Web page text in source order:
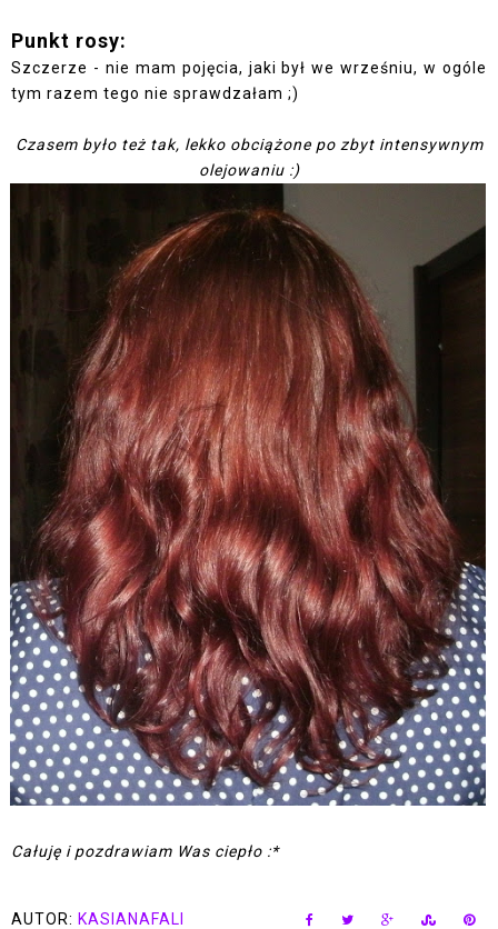
Punkt rosy:
Szczerze - nie mam pojęcia, jaki był we wrześniu, w ogóle
tym razem tego nie sprawdzałam ;)
Czasem było też tak, lekko obciążone po zbyt intensywnym
olejowaniu :)
Całuję i pozdrawiam Was ciepło :*
AUTOR: KASIANAFALI